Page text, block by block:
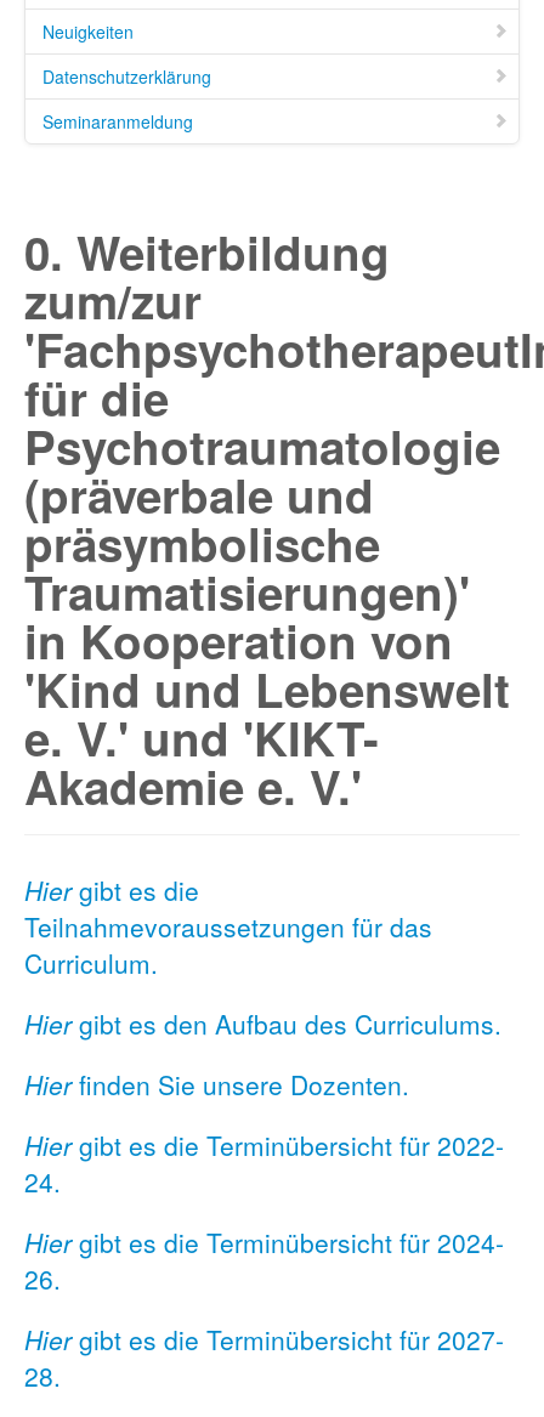
Neuigkeiten
Datenschutzerklärung
Seminaranmeldung
0. Weiterbildung
zum/zur
für die
Psychotraumatologie
(präverbale und
präsymbolische
Traumatisierungen)'
in Kooperation von
'Kind und Lebenswelt
e. V.' und 'KIKT-
Akademie e. V.'
Hiergibt es die
Teilnahmevoraussetzungen für das
Curriculum.
Hiergibt es den Aufbau des Curriculums.
Hierfinden Sie unsere Dozenten.
Hiergibt es die Terminübersicht für 2022-
24.
Hiergibt es die Terminübersicht für 2024-
26.
Hiergibt es die Terminübersicht für 2027-
28.